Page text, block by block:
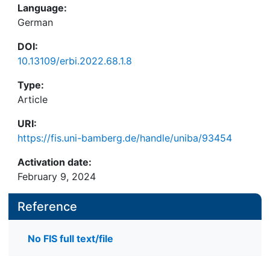
Language:
German
DOI:
10.13109/erbi.2022.68.1.8
Type:
Article
URI:
https://fis.uni-bamberg.de/handle/uniba/93454
Activation date:
February 9, 2024
Reference
No FIS full text/file